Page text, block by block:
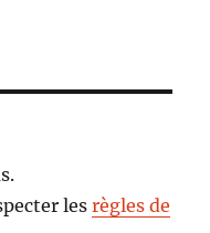
lesrègles de